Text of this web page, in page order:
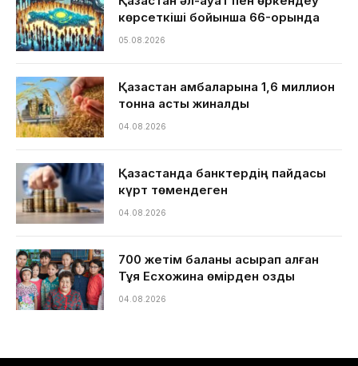
көрсеткіші бойынша 66-орында
05.08.2026
Қазақстан қамбаларына 1,6 миллион
тонна астық жиналды
04.08.2026
Қазақстанда банктердің пайдасы
күрт төмендеген
04.08.2026
700 жетім баланы асырап алған
Тұяқ Есхожина өмірден озды
04.08.2026